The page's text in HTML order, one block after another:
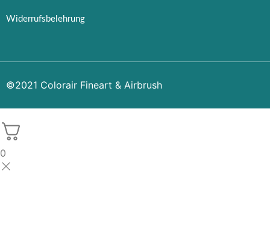
Widerrufsbelehrung
©2021 Colorair Fineart & Airbrush
0